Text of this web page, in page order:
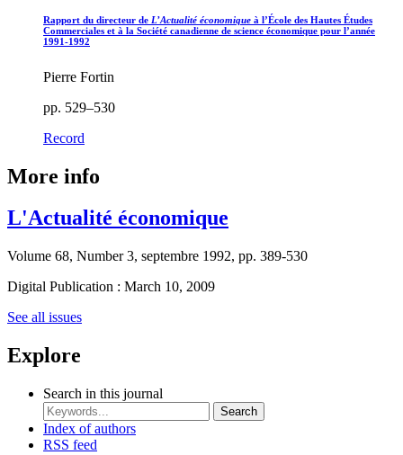
Rapport du directeur de L’Actualité économique à l’École des Hautes Études
Commerciales et à la Société canadienne de science économique pour l’année
1991-1992
Pierre Fortin
pp. 529–530
Record
More info
L'Actualité économique
Volume 68, Number 3, septembre 1992, pp. 389-530
Digital Publication : March 10, 2009
See all issues
Explore
Search in this journal
Search
Index of authors
RSS feed